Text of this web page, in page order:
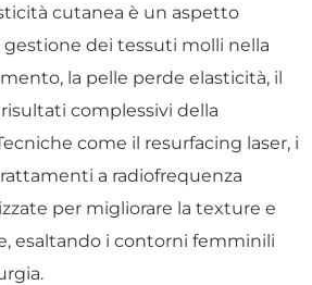
cutanea è un aspetto
dei tessuti molli nella
la pelle perde elasticità, il
complessivi della
come il resurfacing laser, i
a radiofrequenza
per migliorare la texture e
esaltando i contorni femminili